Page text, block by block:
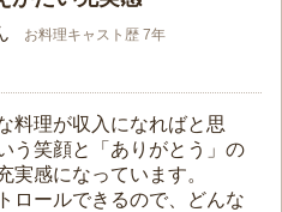
お料理キャスト歴 7年
料理が収入になればと思
う笑顔と「ありがとう」の
実感になっています。
ロールできるので、どんな